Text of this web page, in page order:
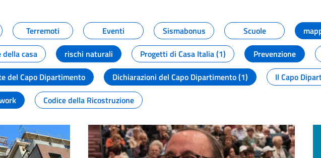
NOTIZIE
Terremoti Eventi Sismabonus Scuole
casa
rischi naturali Progetti di Casa Italia (1) Prevenzione
del Capo Dipartimento Dichiarazioni del Capo Dipartimento (1) Il Capo
Codice della Ricostruzione